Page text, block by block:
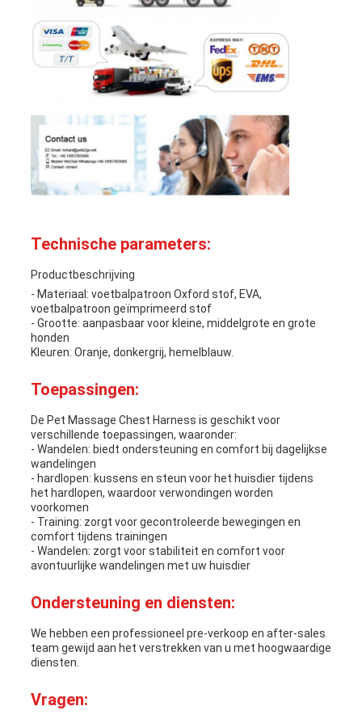
Technische parameters:
Productbeschrijving
- Materiaal: voetbalpatroon Oxford stof, EVA,
voetbalpatroon geïmprimeerd stof
- Grootte: aanpasbaar voor kleine, middelgrote en grote
honden
Kleuren: Oranje, donkergrij, hemelblauw.
Toepassingen:
De Pet Massage Chest Harness is geschikt voor
verschillende toepassingen, waaronder:
- Wandelen: biedt ondersteuning en comfort bij dagelijkse
wandelingen
- hardlopen: kussens en steun voor het huisdier tijdens
het hardlopen, waardoor verwondingen worden
voorkomen
- Training: zorgt voor gecontroleerde bewegingen en
comfort tijdens trainingen
- Wandelen: zorgt voor stabiliteit en comfort voor
avontuurlijke wandelingen met uw huisdier
Ondersteuning en diensten:
We hebben een professioneel pre-verkoop en after-sales
team gewijd aan het verstrekken van u met hoogwaardige
diensten.
Vragen: